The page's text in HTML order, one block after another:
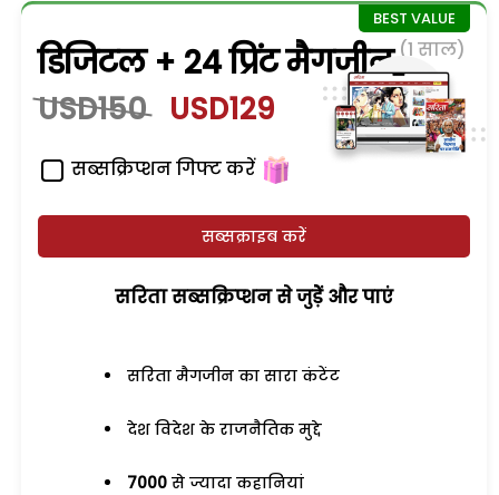
डिजिटल + 24 प्रिंट मैगजीन (1 साल)
USD150 USD129
सब्सक्रिप्शन गिफ्ट करें
सब्सक्राइब करें
सरिता सब्सक्रिप्शन से जुड़ेें और पाएं
सरिता मैगजीन का सारा कंटेंट
देश विदेश के राजनैतिक मुद्दे
7000 से ज्यादा कहानियां